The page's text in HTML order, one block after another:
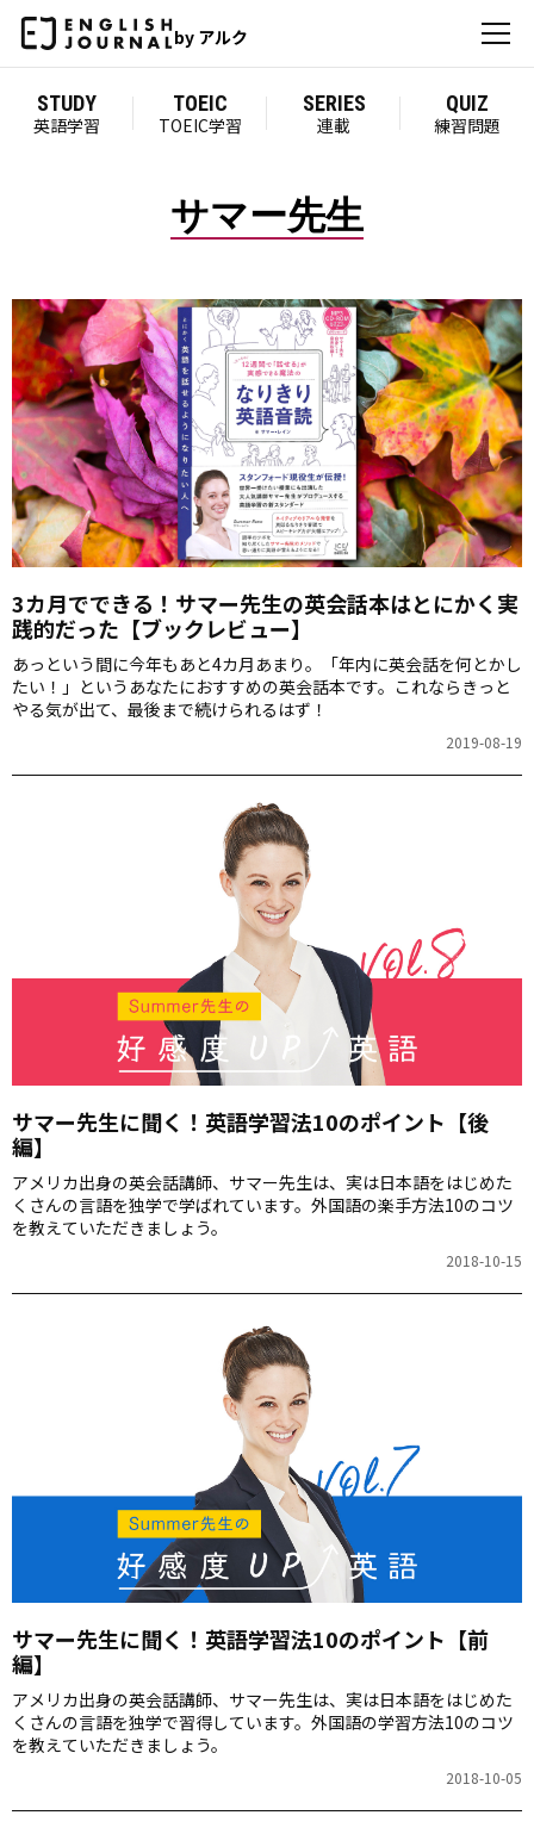
by アルク
STUDY
英語学習
TOEIC
TOEIC学習
SERIES
連載
QUIZ
練習問題
サマー先生
3カ月でできる！サマー先生の英会話本はとにかく実
践的だった【ブックレビュー】
あっという間に今年もあと4カ月あまり。「年内に英会話を何とかし
たい！」というあなたにおすすめの英会話本です。これならきっと
やる気が出て、最後まで続けられるはず！
2019-08-19
サマー先生に聞く！英語学習法10のポイント【後
編】
アメリカ出身の英会話講師、サマー先生は、実は日本語をはじめた
くさんの言語を独学で学ばれています。外国語の楽手方法10のコツ
を教えていただきましょう。
2018-10-15
サマー先生に聞く！英語学習法10のポイント【前
編】
アメリカ出身の英会話講師、サマー先生は、実は日本語をはじめた
くさんの言語を独学で習得しています。外国語の学習方法10のコツ
を教えていただきましょう。
2018-10-05